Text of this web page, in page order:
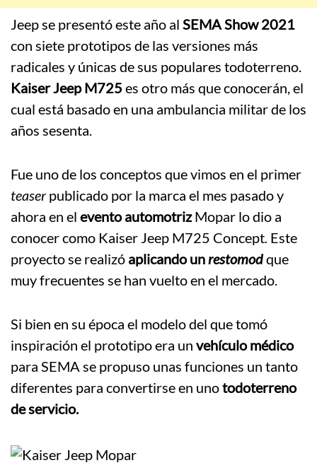
Jeep se presentó este año al SEMA Show 2021
con siete prototipos de las versiones más
radicales y únicas de sus populares todoterreno.
Kaiser Jeep M725 es otro más que conocerán, el
cual está basado en una ambulancia militar de los
años sesenta.
Fue uno de los conceptos que vimos en el primer
teaserpublicado por la marca el mes pasado y
ahora en el evento automotrizMopar lo dio a
conocer como Kaiser Jeep M725 Concept. Este
proyecto se realizó aplicando unrestomodque
muy frecuentes se han vuelto en el mercado.
Si bien en su época el modelo del que tomó
inspiración el prototipo era un vehículo médico
para SEMA se propuso unas funciones un tanto
diferentes para convertirse en unotodoterreno
de servicio.